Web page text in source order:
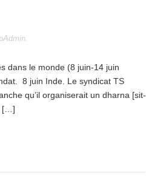
.
dans le monde (8 juin-14 juin
8 juin Inde. Le syndicat TS
qu’il organiserait un dharna [sit-
[…]